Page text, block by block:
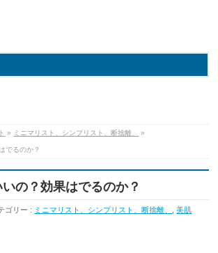
» ミニマリスト、シンプリスト、断捨離、 »
でるのか？
の？効果はでるのか？
ゴリー : ミニマリスト、シンプリスト、断捨離、 ,美肌